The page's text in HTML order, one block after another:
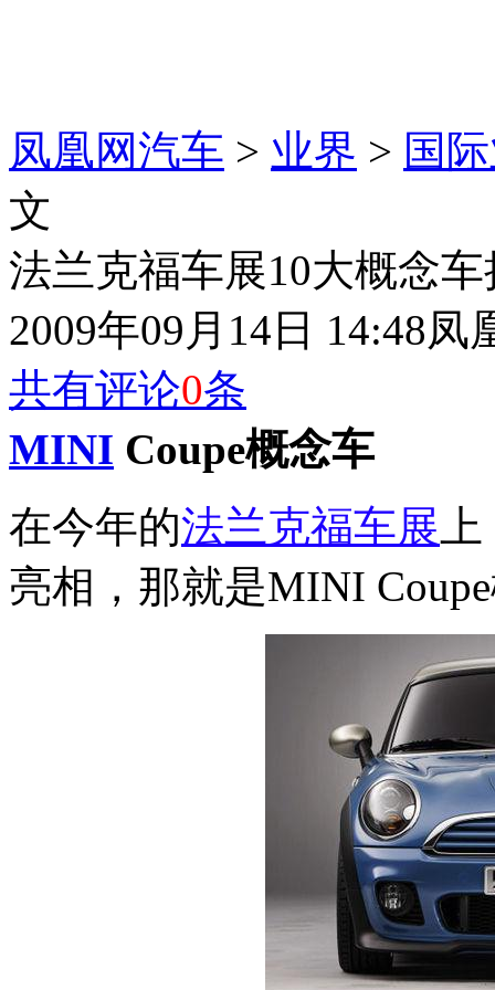
凤凰网汽车 > 业界 > 国
文
法兰克福车展10大概念
2009年09月14日 14:48凤
共有评论0条
MINI Coupe概念车
在今年的法兰克福车展
亮相，那就是MINI